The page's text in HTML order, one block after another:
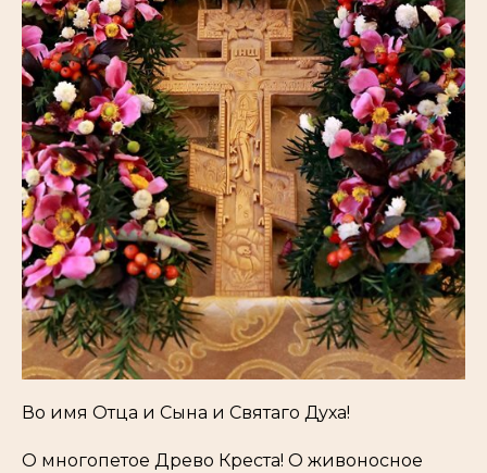
Во имя Отца и Сына и Святаго Духа!
О многопетое Древо Креста! О живоносное